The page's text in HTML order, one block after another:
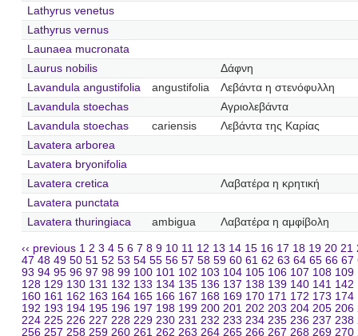
Lathyrus venetus
Lathyrus vernus
Launaea mucronata
Laurus nobilis
Δάφνη
Lavandula angustifolia
angustifolia
Λεβάντα η στενόφυλλη
Lavandula stoechas
Αγριολεβάντα
Lavandula stoechas
cariensis
Λεβάντα της Καρίας
Lavatera arborea
Lavatera bryonifolia
Lavatera cretica
Λαβατέρα η κρητική
Lavatera punctata
Lavatera thuringiaca
ambigua Λαβατέρα η αμφίβολη
‹‹ previous 1 2 3 4 5 6 7 8 9 10 11 12 13 14 15 16 17 18 19 20 21
47 48 49 50 51 52 53 54 55 56 57 58 59 60 61 62 63 64 65 66 67
93 94 95 96 97 98 99 100 101 102 103 104 105 106 107 108 109
128 129 130 131 132 133 134 135 136 137 138 139 140 141 142
160 161 162 163 164 165 166 167 168 169 170 171 172 173 174
192 193 194 195 196 197 198 199 200 201 202 203 204 205 206
224 225 226 227 228 229 230 231 232 233 234 235 236 237 238
256 257 258 259 260 261 262 263 264 265 266 267 268 269 270